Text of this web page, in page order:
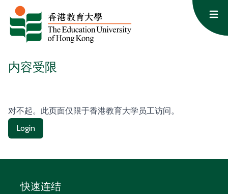
跳至内容
内容受限
对不起。此页面仅限于香港教育大学员工访问。
Login
快速连结